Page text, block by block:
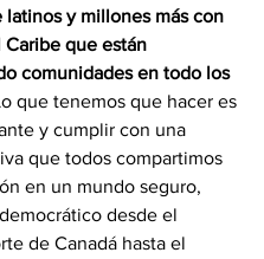
latinos y millones más con
Caribe que están
comunidades en todo los
que tenemos que hacer es
y cumplir con una
que todos compartimos
en un mundo seguro,
desde el
de Canadá hasta el